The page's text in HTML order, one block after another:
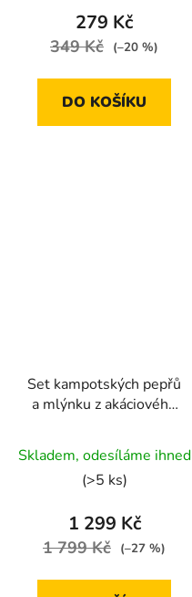
je
5,0
hvězdiček.
279 Kč
349 Kč (–20 %)
DO KOŠÍKU
Set kampotských pepřů
a mlýnku z akáciového
hodnocení
produktu
je
5,0
Skladem, odesíláme ihned
(>5 ks)
1 299 Kč
1 799 Kč (–27 %)